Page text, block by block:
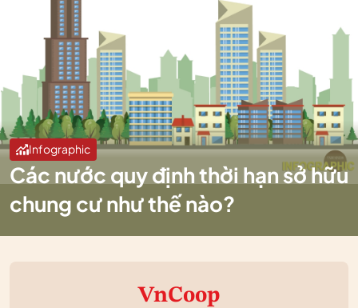
Infographic
Các nước quy định thời hạn sở hữu
chung cư như thế nào?
VnCoop